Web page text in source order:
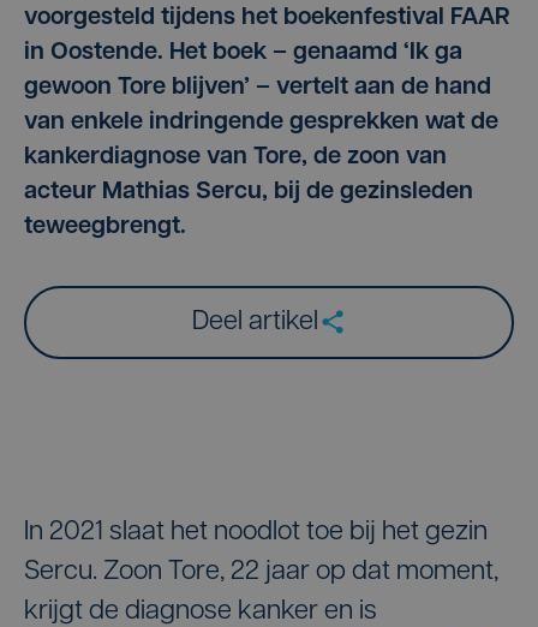
voorgesteld tijdens het boekenfestival FAAR
in Oostende. Het boek – genaamd ‘Ik ga
gewoon Tore blijven’ – vertelt aan de hand
van enkele indringende gesprekken wat de
kankerdiagnose van Tore, de zoon van
acteur Mathias Sercu, bij de gezinsleden
teweegbrengt.
Deel artikel
In 2021 slaat het noodlot toe bij het gezin
Sercu. Zoon Tore, 22 jaar op dat moment,
krijgt de diagnose kanker en is